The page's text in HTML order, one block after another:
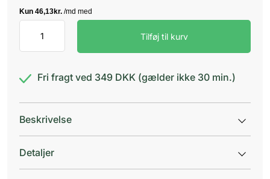
neglebåndstang
12cm
antal
Tilføj til kurv
Fri fragt ved 349 DKK (gælder ikke 30 min.)
Beskrivelse
Detaljer